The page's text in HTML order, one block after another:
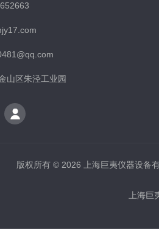
山区朱泾工业园
版权所有 © 2026 上海巨夷仪器设
上海